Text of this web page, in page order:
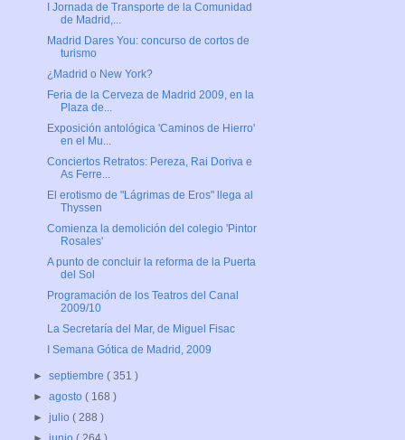
I Jornada de Transporte de la Comunidad
de Madrid,...
Madrid Dares You: concurso de cortos de
turismo
¿Madrid o New York?
Feria de la Cerveza de Madrid 2009, en la
Plaza de...
Exposición antológica 'Caminos de Hierro'
en el Mu...
Conciertos Retratos: Pereza, Rai Doriva e
As Ferre...
El erotismo de "Lágrimas de Eros" llega al
Thyssen
Comienza la demolición del colegio 'Pintor
Rosales'
A punto de concluir la reforma de la Puerta
del Sol
Programación de los Teatros del Canal
2009/10
La Secretaría del Mar, de Miguel Fisac
I Semana Gótica de Madrid, 2009
►septiembre( 351 )
►agosto( 168 )
►julio( 288 )